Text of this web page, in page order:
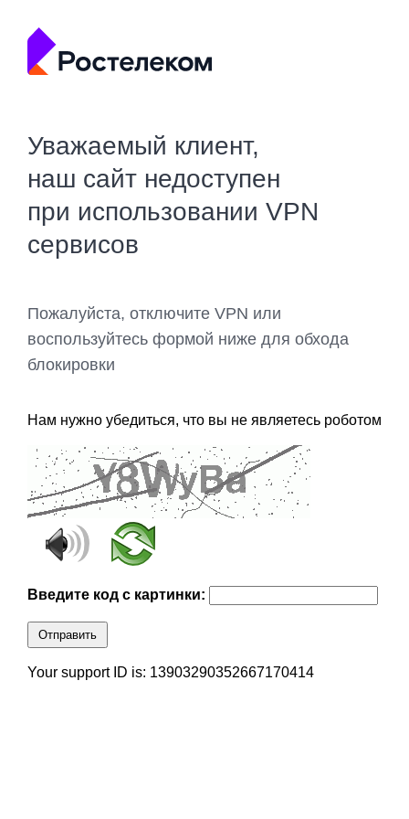
Уважаемый клиент,
наш сайт недоступен
при использовании VPN
сервисов
Пожалуйста, отключите VPN или
воспользуйтесь формой ниже для обхода
блокировки
Нам нужно убедиться, что вы не являетесь роботом
Введите код с картинки:
Отправить
Your support ID is: 13903290352667170414